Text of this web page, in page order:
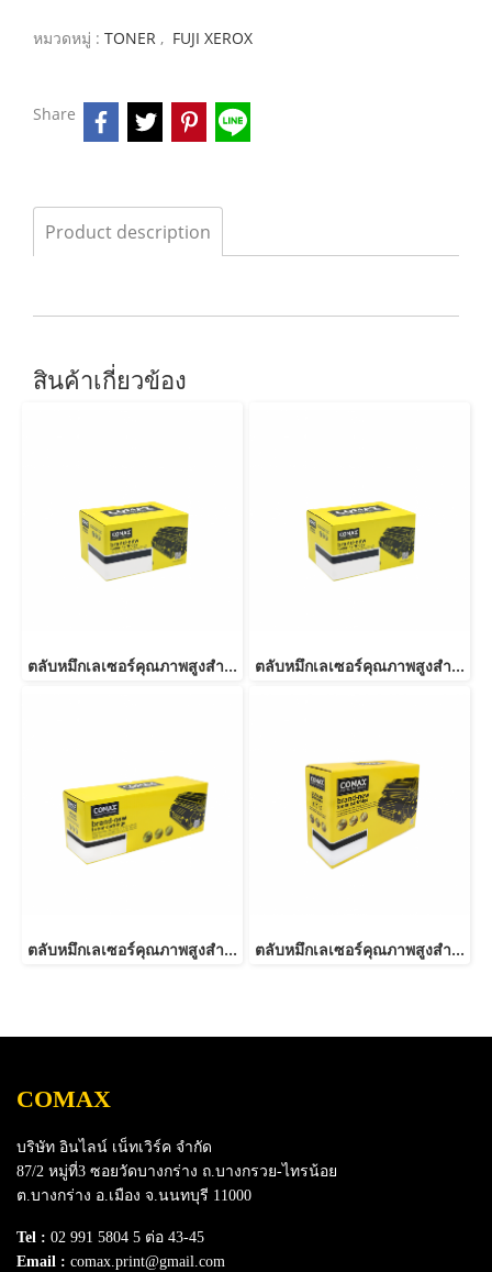
หมวดหมู่ : TONER , FUJI XEROX
Share
Product description
สินค้าเกี่ยวข้อง
ตลับหมึกเลเซอร์คุณภาพสูงสำหรับ Fuji Xerox รุ่น P255 (CT201918) Black ตลับหมึกเลเซอร์คุณภาพสูงสำหรับ Fuji Xerox รุ่น P355D (CT201937) Black
ตลับหมึกเลเซอร์คุณภาพสูงสำหรับ Fuji Xerox รุ่น P265dw (CT202329/202330) ตลับหมึกเลเซอร์คุณภาพสูงสำหรับ Fuji Xerox รุ่น 3428 Black
COMAX
บริษัท อินไลน์ เน็ทเวิร์ค จำกัด
87/2 หมู่ที่3 ซอยวัดบางกร่าง ถ.บางกรวย-ไทรน้อย
ต.บางกร่าง อ.เมือง จ.นนทบุรี 11000
Tel : 02 991 5804 5 ต่อ 43-45
Email : comax.print@gmail.com